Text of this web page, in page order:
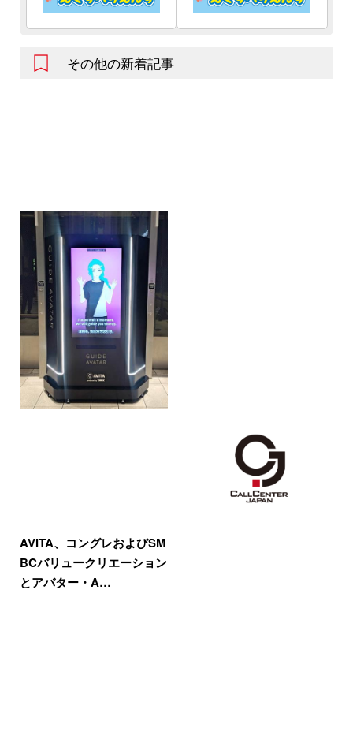
その他の新着記事
AVITA、コングレおよびSM
BCバリュークリエーション
とアバター・A…